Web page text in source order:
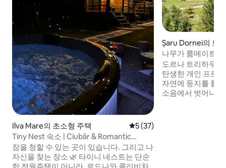
Ilva Mare의 초소형 주택 평점 5점(5점 만점), 후기 37
5 (37)
Tiny Nest 숙소 | Ciubăr & Romantic
Shelter
잠을 청할 수 있는 곳이 있습니다. 그리고 나
자신을 찾는 장소 🌿 타이니 네스트는 단순
Șaru Dornei의 트
나무가 룸메이트
도르나 트리하우
탄생한 개인 프로
자연에 둥지를 틀
소음에서 벗어나